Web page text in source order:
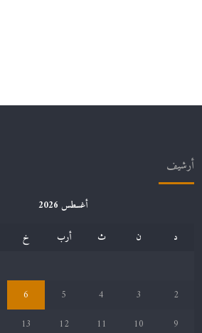
أرشيف
أغسطس 2026
د
ن ث أرب خ
2
3
4
5
6
9
10
11
12
13